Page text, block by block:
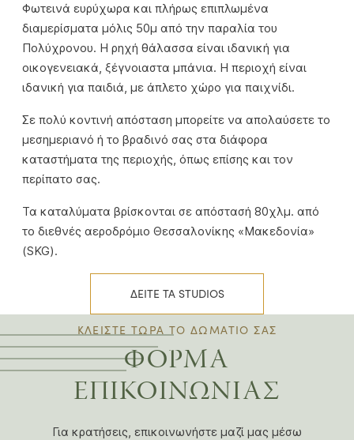
Φωτεινά ευρύχωρα και πλήρως επιπλωμένα
διαμερίσματα μόλις 50μ από την παραλία του
Πολύχρονου. Η ρηχή θάλασσα είναι ιδανική για
οικογενειακά, ξέγνοιαστα μπάνια. Η περιοχή είναι
ιδανική για παιδιά, με άπλετο χώρο για παιχνίδι.
Σε πολύ κοντινή απόσταση μπορείτε να απολαύσετε το
μεσημεριανό ή το βραδινό σας στα διάφορα
καταστήματα της περιοχής, όπως επίσης και τον
περίπατο σας.
Τα καταλύματα βρίσκονται σε απόστασή 80χλμ. από
το διεθνές αεροδρόμιο Θεσσαλονίκης «Μακεδονία»
(SKG).
ΔΕΙΤΕ ΤΑ STUDIOS
ΚΛΕΙΣΤΕ ΤΩΡΑ ΤΟ ΔΩΜΑΤΙΟ ΣΑΣ
ΦΟΡΜΑ
ΕΠΙΚΟΙΝΩΝΙΑΣ
Για κρατήσεις, επικοινωνήστε μαζί μας μέσω